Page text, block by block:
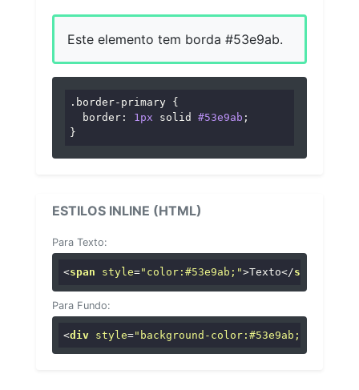
Este elemento tem borda #53e9ab.
.border-primary {
border : 1px solid #53e9ab ;
}
ESTILOS INLINE (HTML)
Para Texto:
<span style="color:#53e9ab;">Texto</span
Para Fundo:
<div style="background-color:#53e9ab;"